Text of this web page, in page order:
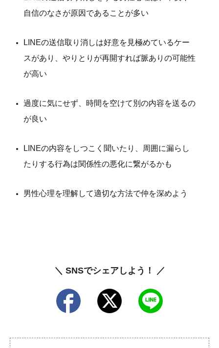
自信のなさが原因であることが多い
LINEの送信取り消しは好意を見極めているケー
スがあり、やりとりが再開すれば脈ありの可能性
が高い
過度に気にせず、時間を空けて別の内容を送るの
が良い
LINEの内容をしつこく聞いたり、周囲に漏らし
たりする行為は関係性の悪化に繋がるかも
男性心理を理解して適切な方法で仲を深めよう
＼ SNSでシェアしよう！ ／